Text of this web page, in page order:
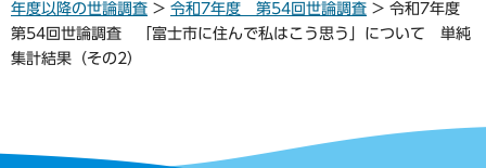
年度以降の世論調査 > 令和7年度 第54回世論調査 > 令和7年度
第54回世論調査 「富士市に住んで私はこう思う」について 単純
集計結果（その2）